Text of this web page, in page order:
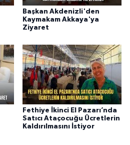
Başkan Akdenizli'den
Kaymakam Akkaya'ya
Ziyaret
Fethiye İkinci El Pazarı’nda
Satıcı Ataçocuğu Ücretlerin
Kaldırılmasını İstiyor